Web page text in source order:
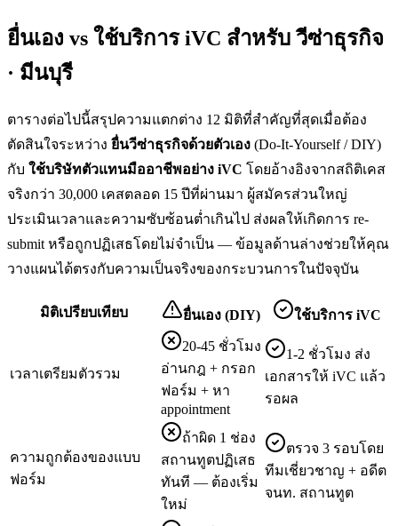
ยื่นเอง vs ใช้บริการ iVC สำหรับวีซ่าธุรกิจ
· มีนบุรี
ตารางต่อไปนี้สรุปความแตกต่าง 12 มิติที่สำคัญที่สุดเมื่อต้อง
ตัดสินใจระหว่าง ยื่นวีซ่าธุรกิจด้วยตัวเอง (Do-It-Yourself / DIY)
กับ ใช้บริษัทตัวแทนมืออาชีพอย่าง iVC โดยอ้างอิงจากสถิติเคส
จริงกว่า 30,000 เคสตลอด 15 ปีที่ผ่านมา ผู้สมัครส่วนใหญ่
ประเมินเวลาและความซับซ้อนต่ำเกินไป ส่งผลให้เกิดการ re-
submit หรือถูกปฏิเสธโดยไม่จำเป็น — ข้อมูลด้านล่างช่วยให้คุณ
วางแผนได้ตรงกับความเป็นจริงของกระบวนการในปัจจุบัน
มิติเปรียบเทียบ ยื่นเอง (DIY) ใช้บริการ iVC
เวลาเตรียมตัวรวม
20-45 ชั่วโมง
อ่านกฎ + กรอก
ฟอร์ม + หา
appointment
1-2 ชั่วโมง ส่ง
เอกสารให้ iVC แล้ว
รอผล
ความถูกต้องของแบบ
ฟอร์ม
ถ้าผิด 1 ช่อง
สถานทูตปฏิเสธ
ทันที — ต้องเริ่ม
ใหม่
ตรวจ 3 รอบโดย
ทีมเชี่ยวชาญ + อดีต
จนท. สถานทูต